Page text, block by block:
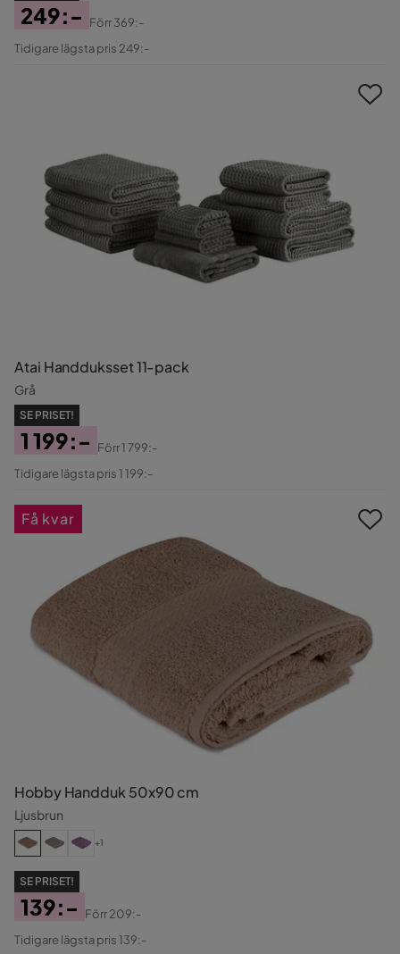
Pris
249:-
Original
Förr369:-
Tidigare lägsta pris 249:-
Atai Handduksset 11-pack
Grå
SE PRISET!
Pris
1 199:-
Original
Förr1 799:-
Tidigare lägsta pris 1 199:-
Hobby Handduk 50x90 cm
Ljusbrun
+1
SE PRISET!
Pris
139:-
Original
Förr209:-
Tidigare lägsta pris 139:-
Få kvar